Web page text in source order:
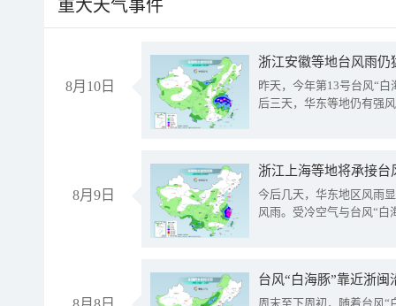
重大天气事件
8月10日
浙江安徽等地台风雨
昨天，今年第13号台风“
后三天，华东等地仍有强
8月9日
浙江上海等地将承接台
今后几天，华东地区风雨
风雨。受冷空气与台风“白
台风“白海豚”靠近浙
周末至下周初，随着台风“